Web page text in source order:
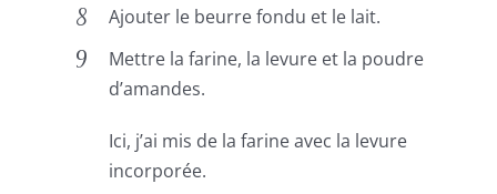
Ajouter le beurre fondu et le lait.
Mettre la farine, la levure et la poudre
d’amandes.
Ici, j’ai mis de la farine avec la levure
incorporée.